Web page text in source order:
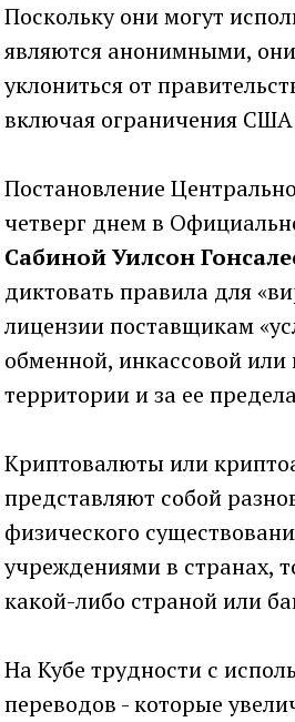
Поскольку они могут
являются анонимными,
уклониться от
включая ограничения США
Постановление
четверг днем ​​в
Сабиной Уилсон
диктовать правила для
лицензии поставщикам
обменной, инкассовой
территории и за ее
Криптовалюты или
представляют собой
физического
учреждениями в странах,
какой-либо страной или
На Кубе трудности с
переводов - которые